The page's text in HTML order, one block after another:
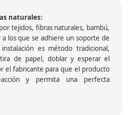
naturales:
tejidos, fibras naturales, bambú,
los que se adhiere un soporte de
instalación es método tradicional,
de papel, doblar y esperar el
el fabricante para que el producto
y permita una perfecta